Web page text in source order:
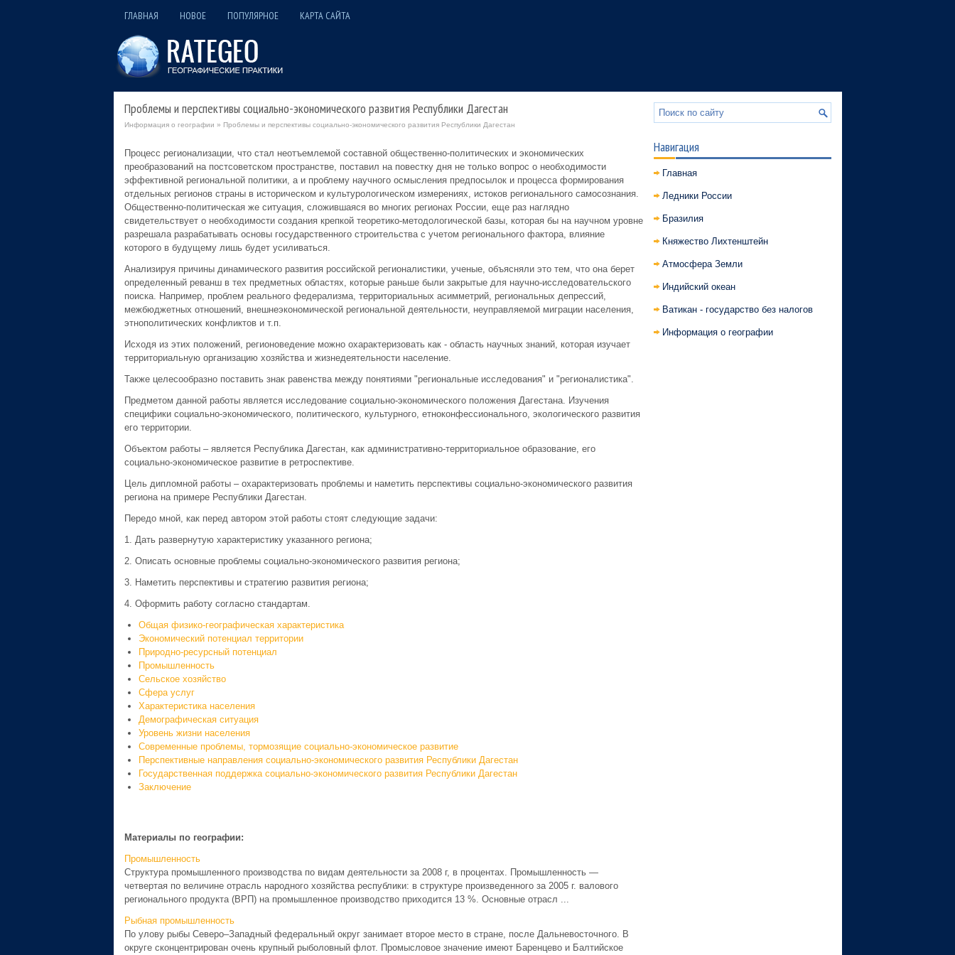
ГЛАВНАЯ НОВОЕ ПОПУЛЯРНОЕ КАРТА САЙТА
Проблемы и перспективы социально-экономического развития Республики Дагестан
Информация о географии » Проблемы и перспективы социально-экономического развития Республики Дагестан
Процесс регионализации, что стал неотъемлемой составной общественно-политических и экономических
преобразований на постсоветском пространстве, поставил на повестку дня не только вопрос о необходимости
эффективной региональной политики, а и проблему научного осмысления предпосылок и процесса формирования
отдельных регионов страны в историческом и культурологическом измерениях, истоков регионального самосознания.
Общественно-политическая же ситуация, сложившаяся во многих регионах России, еще раз наглядно
свидетельствует о необходимости создания крепкой теоретико-методологической базы, которая бы на научном уровне
разрешала разрабатывать основы государственного строительства с учетом регионального фактора, влияние
которого в будущему лишь будет усиливаться.
Анализируя причины динамического развития российской регионалистики, ученые, объясняли это тем, что она берет
определенный реванш в тех предметных областях, которые раньше были закрытые для научно-исследовательского
поиска. Например, проблем реального федерализма, территориальных асимметрий, региональных депрессий,
межбюджетных отношений, внешнеэкономической региональной деятельности, неуправляемой миграции населения,
этнополитических конфликтов и т.п.
Исходя из этих положений, регионоведение можно охарактеризовать как - область научных знаний, которая изучает
территориальную организацию хозяйства и жизнедеятельности население.
Также целесообразно поставить знак равенства между понятиями "региональные исследования" и "регионалистика".
Предметом данной работы является исследование социально-экономического положения Дагестана. Изучения
специфики социально-экономического, политического, культурного, етноконфессионального, экологического развития
его территории.
Объектом работы – является Республика Дагестан, как административно-территориальное образование, его
социально-экономическое развитие в ретроспективе.
Цель дипломной работы – охарактеризовать проблемы и наметить перспективы социально-экономического развития
региона на примере Республики Дагестан.
Передо мной, как перед автором этой работы стоят следующие задачи:
1. Дать развернутую характеристику указанного региона;
2. Описать основные проблемы социально-экономического развития региона;
3. Наметить перспективы и стратегию развития региона;
4. Оформить работу согласно стандартам.
Общая физико-географическая характеристика
Экономический потенциал территории
Природно-ресурсный потенциал
Промышленность
Сельское хозяйство
Сфера услуг
Характеристика населения
Демографическая ситуация
Уровень жизни населения
Современные проблемы, тормозящие социально-экономическое развитие
Перспективные направления социально-экономического развития Республики Дагестан
Государственная поддержка социально-экономического развития Республики Дагестан
Заключение
Материалы по географии:
Промышленность
Структура промышленного производства по видам деятельности за 2008 г, в процентах. Промышленность —
четвертая по величине отрасль народного хозяйства республики: в структуре произведенного за 2005 г. валового
регионального продукта (ВРП) на промышленное производство приходится 13 %. Основные отрасл ...
Рыбная промышленность
По улову рыбы Северо–Западный федеральный округ занимает второе место в стране, после Дальневосточного. В
округе сконцентрирован очень крупный рыболовный флот. Промысловое значение имеют Баренцево и Балтийское
Навигация
Главная
Ледники России
Бразилия
Княжество Лихтенштейн
Атмосфера Земли
Индийский океан
Ватикан - государство без налогов
Информация о географии